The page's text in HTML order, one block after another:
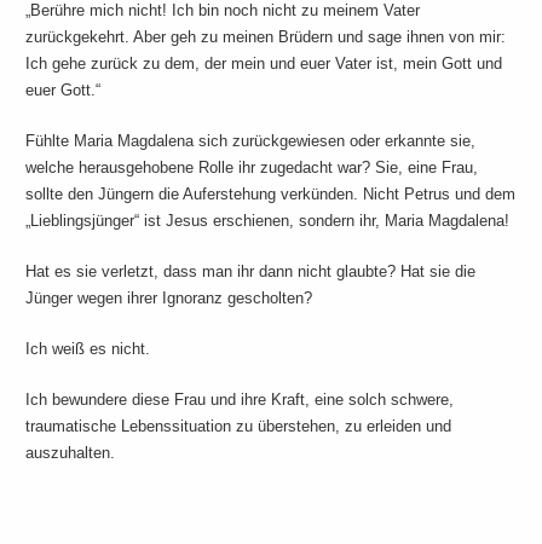
„Berühre mich nicht! Ich bin noch nicht zu meinem Vater
zurückgekehrt. Aber geh zu meinen Brüdern und sage ihnen von mir:
Ich gehe zurück zu dem, der mein und euer Vater ist, mein Gott und
euer Gott.“
Fühlte Maria Magdalena sich zurückgewiesen oder erkannte sie,
welche herausgehobene Rolle ihr zugedacht war? Sie, eine Frau,
sollte den Jüngern die Auferstehung verkünden. Nicht Petrus und dem
„Lieblingsjünger“ ist Jesus erschienen, sondern ihr, Maria Magdalena!
Hat es sie verletzt, dass man ihr dann nicht glaubte? Hat sie die
Jünger wegen ihrer Ignoranz gescholten?
Ich weiß es nicht.
Ich bewundere diese Frau und ihre Kraft, eine solch schwere,
traumatische Lebenssituation zu überstehen, zu erleiden und
auszuhalten.